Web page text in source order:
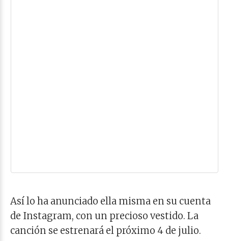
Así lo ha anunciado ella misma en su cuenta
de Instagram, con un precioso vestido. La
canción se estrenará el próximo 4 de julio.